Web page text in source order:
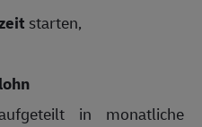
starten,
in monatliche